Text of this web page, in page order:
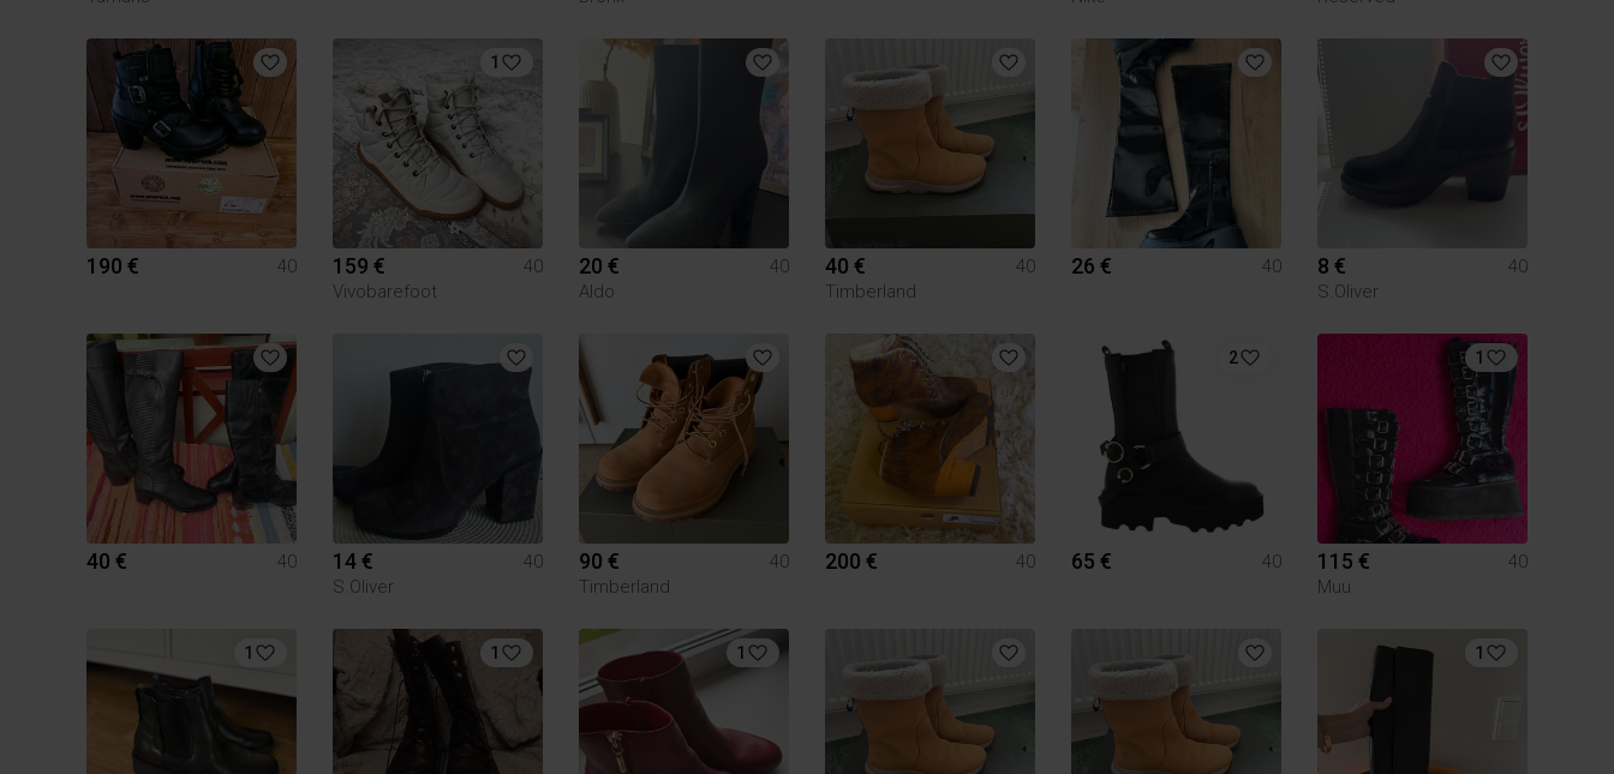
190 € 40
1
159 €
40
Vivobarefoot
20 €
40
Aldo
40 €
40
Timberland
26 € 40 8 €
40
S.Oliver
40 € 40 14 €
40
S.Oliver
90 €
40
Timberland
200 € 40
2
65 € 40
1
115 €
40
Muu
1 1 1 1